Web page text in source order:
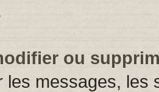
ou
les messages, les